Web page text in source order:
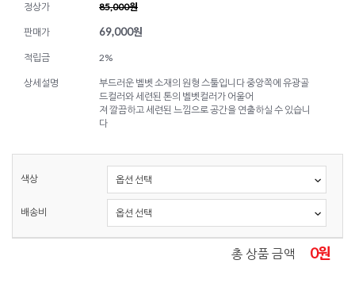
정상가 85,000원
판매가 69,000원
적립금 2%
상세설명
부드러운 벨벳 소재의 원형 스툴입니다 중앙쪽에 유광골
드컬러와 세련된 톤의 벨벳컬러가 어울어
져 깔끔하고 세련된 느낌으로 공간을 연출하실 수 있습니
다
색상
배송비
총 상품 금액 0원